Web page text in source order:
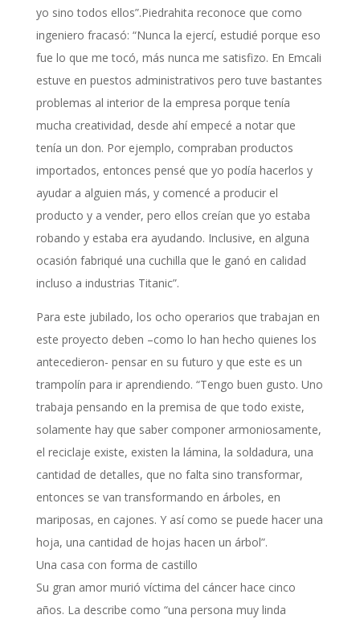
yo sino todos ellos”.Piedrahita reconoce que como
ingeniero fracasó: “Nunca la ejercí, estudié porque eso
fue lo que me tocó, más nunca me satisfizo. En Emcali
estuve en puestos administrativos pero tuve bastantes
problemas al interior de la empresa porque tenía
mucha creatividad, desde ahí empecé a notar que
tenía un don. Por ejemplo, compraban productos
importados, entonces pensé que yo podía hacerlos y
ayudar a alguien más, y comencé a producir el
producto y a vender, pero ellos creían que yo estaba
robando y estaba era ayudando. Inclusive, en alguna
ocasión fabriqué una cuchilla que le ganó en calidad
incluso a industrias Titanic”.
Para este jubilado, los ocho operarios que trabajan en
este proyecto deben –como lo han hecho quienes los
antecedieron- pensar en su futuro y que este es un
trampolín para ir aprendiendo. “Tengo buen gusto. Uno
trabaja pensando en la premisa de que todo existe,
solamente hay que saber componer armoniosamente,
el reciclaje existe, existen la lámina, la soldadura, una
cantidad de detalles, que no falta sino transformar,
entonces se van transformando en árboles, en
mariposas, en cajones. Y así como se puede hacer una
hoja, una cantidad de hojas hacen un árbol”.
Una casa con forma de castillo
Su gran amor murió víctima del cáncer hace cinco
años. La describe como “una persona muy linda